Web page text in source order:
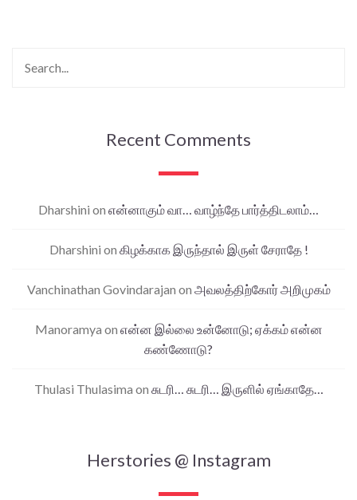
Recent Comments
Dharshini on என்னாகும் வா… வாழ்ந்தே பார்த்திடலாம்…
Dharshini on கிழக்காக இருந்தால் இருள் சேராதே !
Vanchinathan Govindarajan on அவலத்திற்கோர் அறிமுகம்
Manoramya on என்ன இல்லை உன்னோடு; ஏக்கம் என்ன
கண்ணோடு?
Thulasi Thulasima on சுடரி… சுடரி… இருளில் ஏங்காதே…
Herstories @ Instagram